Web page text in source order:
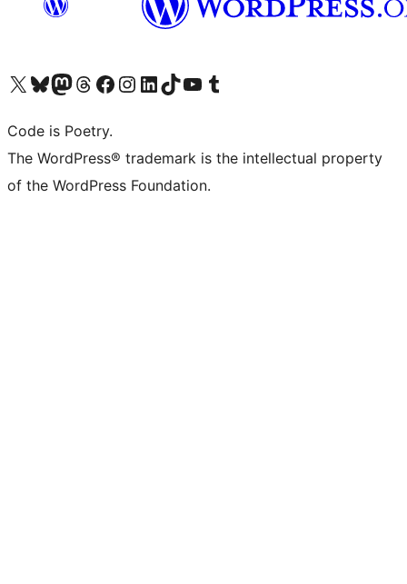
Navštivte náš účet na X (dříve Twitter)
Navštivte náš Bluesky účetNavštivte náš účet Mastodon
Navštivte náš Threads účetNavštivte naši stránku na Facebooku
Navštivte náš Instagram účetNavštivte náš LinkedIn účetNavštivte náš TikTok účetNavštivte náš YouTube kanálNavštivte náš Tumblr účet
Code is Poetry.
The WordPress® trademark is the intellectual property
of the WordPress Foundation.